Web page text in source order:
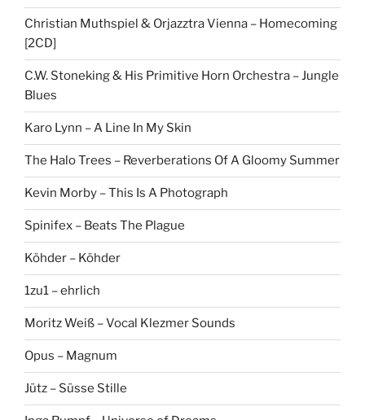
Christian Muthspiel & Orjazztra Vienna – Homecoming
[2CD]
C.W. Stoneking & His Primitive Horn Orchestra – Jungle
Blues
Karo Lynn – A Line In My Skin
The Halo Trees – Reverberations Of A Gloomy Summer
Kevin Morby – This Is A Photograph
Spinifex – Beats The Plague
Köhder – Köhder
1zu1 – ehrlich
Moritz Weiß – Vocal Klezmer Sounds
Opus – Magnum
Jütz – Süsse Stille